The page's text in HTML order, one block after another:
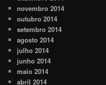
novembro 2014
outubro 2014
setembro 2014
agosto 2014
julho 2014
junho 2014
maio 2014
abril 2014